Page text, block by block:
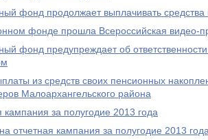
фонд продолжает выплачивать
фонде прошла Всероссийская видео-
фонд предупреждает об
из средств своих пенсионных
Малоархангельского района
кампания за полугодие 2013 года
отчетная кампания за полугодие 2013 года